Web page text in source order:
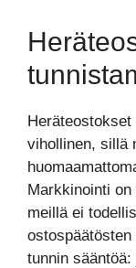
vihollinen, sillä
Markkinointi
meillä ei
tunnin